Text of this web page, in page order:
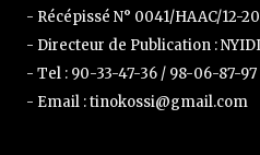
- Récépissé N° 0041/HAAC/12-
- Directeur de Publication :
- Tel : 90-33-47-36 / 98-06-87-97
- Email : tinokossi@gmail.com